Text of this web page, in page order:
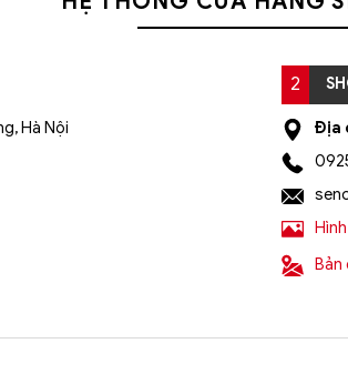
nhập khẩu uy tín hàng đầu tại Hà
Hà Nội
2
Địa
Bản